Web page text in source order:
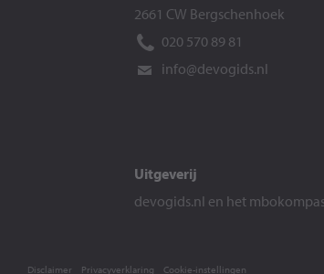
2661 CW Bergschenhoek
020 570 89 81
info@devogids.nl
Uitgeverij
devogids.nl en het
Disclaimer Privacyverklaring Cookie-instellingen